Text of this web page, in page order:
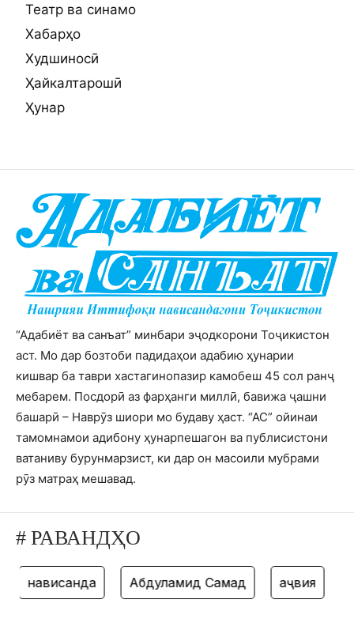
Театр ва синамо
Хабарҳо
Худшиносӣ
Ҳайкалтарошӣ
Ҳунар
“Адабиёт ва санъат” минбари эҷодкорони Тоҷикистон
аст. Мо дар бозтоби падидаҳои адабию ҳунарии
кишвар ба таври хастагинопазир камобеш 45 сол ранҷ
мебарем. Посдорӣ аз фарҳанги миллӣ, бавижа ҷашни
башарӣ – Наврӯз шиори мо будаву ҳаст. “АС” ойинаи
тамомнамои адибону ҳунарпешагон ва публисистони
ватаниву бурунмарзист, ки дар он масоили мубрами
рӯз матраҳ мешавад.
# РАВАНДҲО
нависанда Абдулҳамид Самад ҳаҷвия